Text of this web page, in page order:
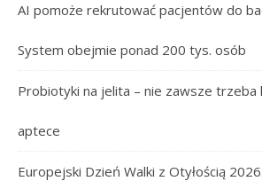
AI pomoże rekrutować pacjentów do
System obejmie ponad 200 tys. osób
Probiotyki na jelita – nie zawsze trzeba
aptece
Europejski Dzień Walki z Otyłością